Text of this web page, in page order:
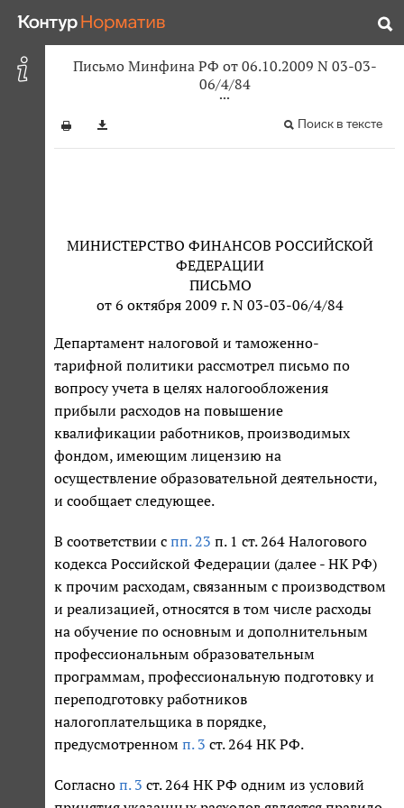
Письмо Минфина РФ от 06.10.2009 N 03-03-
06/4/84
Поиск в тексте
МИНИСТЕРСТВО ФИНАНСОВ РОССИЙСКОЙ
ФЕДЕРАЦИИ
ПИСЬМО
от 6 октября 2009 г. N 03-03-06/4/84
Департамент налоговой и таможенно-
тарифной политики рассмотрел письмо по
вопросу учета в целях налогообложения
прибыли расходов на повышение
квалификации работников, производимых
фондом, имеющим лицензию на
осуществление образовательной деятельности,
и сообщает следующее.
В соответствии с пп. 23 п. 1 ст. 264 Налогового
кодекса Российской Федерации (далее - НК РФ)
к прочим расходам, связанным с производством
и реализацией, относятся в том числе расходы
на обучение по основным и дополнительным
профессиональным образовательным
программам, профессиональную подготовку и
переподготовку работников
налогоплательщика в порядке,
предусмотренном п. 3 ст. 264 НК РФ.
Согласно п. 3 ст. 264 НК РФ одним из условий